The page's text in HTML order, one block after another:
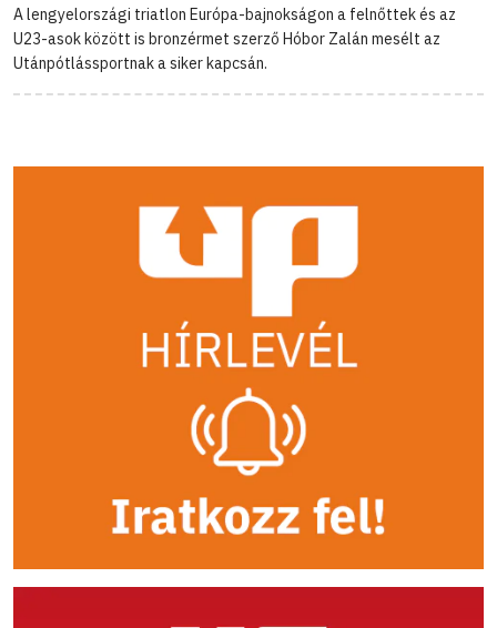
A lengyelországi triatlon Európa-bajnokságon a felnőttek és az
U23-asok között is bronzérmet szerző Hóbor Zalán mesélt az
Utánpótlássportnak a siker kapcsán.